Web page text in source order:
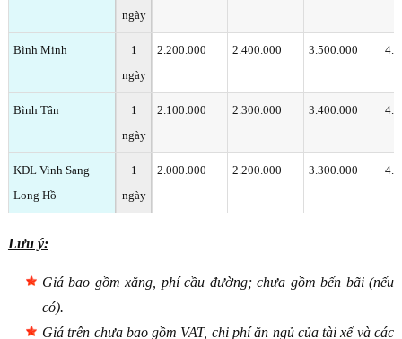
ngày
Bình Minh
1
ngày
2.200.000 2.400.000 3.500.000
Bình Tân
1
ngày
2.100.000 2.300.000 3.400.000
KDL Vinh Sang
Long Hồ
1
ngày
2.000.000 2.200.000 3.300.000
Lưu ý:
Giá bao gồm xăng, phí cầu đường; chưa gồm bến bãi (nếu
có).
Giá trên chưa bao gồm VAT, chi phí ăn ngủ của tài xế và các